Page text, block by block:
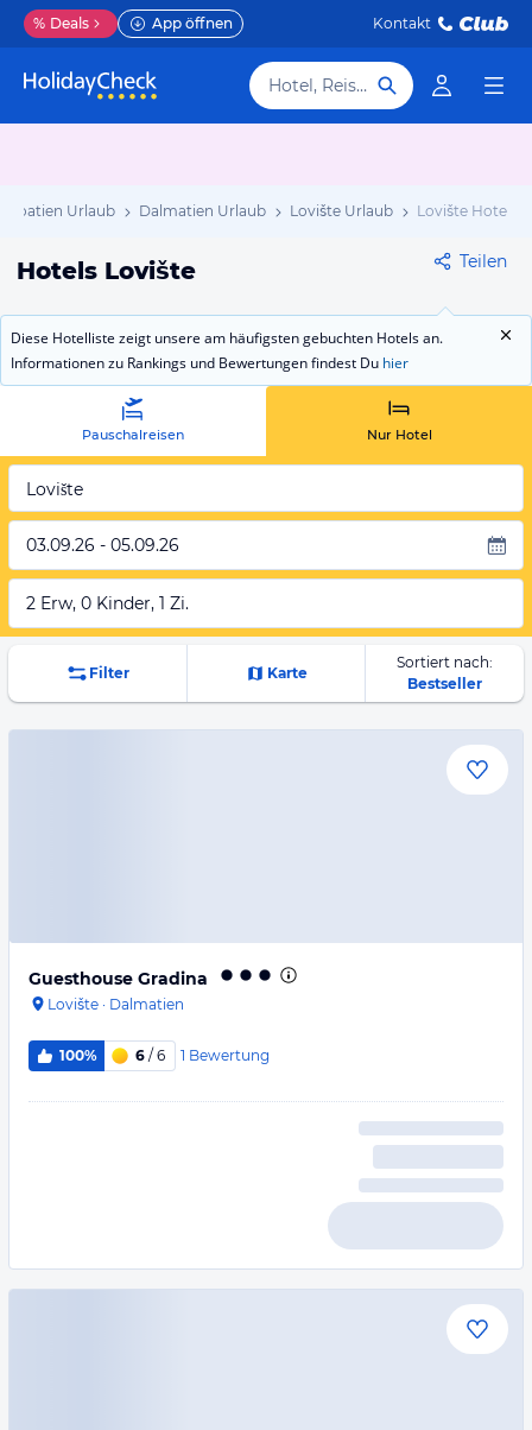
% Deals App öffnen Kontakt
Hotel, Reiseziel
Kroatien Urlaub Dalmatien Urlaub Lovište Urlaub Lovište Hotels
Hotels Lovište Teilen
Diese Hotelliste zeigt unsere am häufigsten gebuchten Hotels an.
Informationen zu Rankings und Bewertungen findest Du hier
Pauschalreisen Nur Hotel
Lovište
03.09.26 - 05.09.26
2 Erw, 0 Kinder, 1 Zi.
Filter Karte
Sortiert nach:
Bestseller
Guesthouse Gradina
Lovište · Dalmatien
100% 6 / 6 1 Bewertung